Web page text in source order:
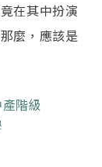
在其中扮演
麼，應該是
階級